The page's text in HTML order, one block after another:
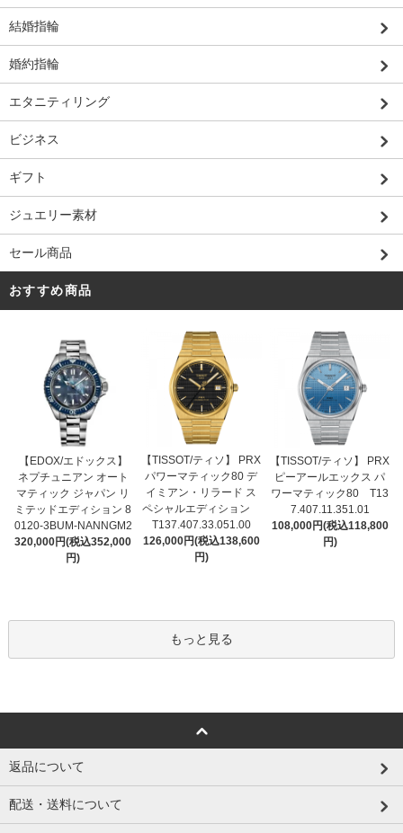
結婚指輪
婚約指輪
エタニティリング
ビジネス
ギフト
ジュエリー素材
セール商品
おすすめ商品
【EDOX/エドックス】
ネプチュニアン オート
マティック ジャパン リ
ミテッドエディション 8
0120-3BUM-NANNGM2
320,000円(税込352,000
円)
【TISSOT/ティソ】 PRX
パワーマティック80 デ
イミアン・リラード ス
ペシャルエディション
T137.407.33.051.00
126,000円(税込138,600
円)
【TISSOT/ティソ】 PRX
ピーアールエックス パ
ワーマティック80 T13
7.407.11.351.01
108,000円(税込118,800
円)
もっと見る
返品について
配送・送料について